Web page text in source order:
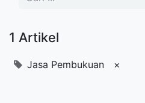
1 Artikel
Jasa Pembukuan ×